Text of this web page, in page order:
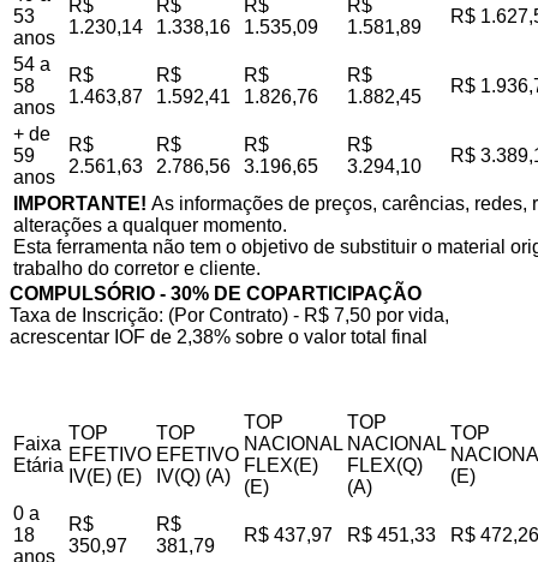
53
anos
R$
1.230,14
R$
1.338,16
R$
1.535,09
R$
1.581,89
R$
54 a
58
anos
R$
1.463,87
R$
1.592,41
R$
1.826,76
R$
1.882,45
R$
+ de
59
anos
R$
2.561,63
R$
2.786,56
R$
3.196,65
R$
3.294,10
R$
IMPORTANTE! As informações de preços, carências,
alterações a qualquer momento.
Esta ferramenta não tem o objetivo de substituir o material
trabalho do corretor e cliente.
COMPULSÓRIO - 30% DE COPARTICIPAÇÃO
Taxa de Inscrição: (Por Contrato) - R$ 7,50 por vida,
acrescentar IOF de 2,38% sobre o valor total final
Faixa
Etária
TOP
EFETIVO
IV(E) (E)
TOP
EFETIVO
IV(Q) (A)
TOP
NACIONAL
FLEX(E)
(E)
TOP
NACIONAL
FLEX(Q)
(A)
TOP
(E)
0 a
18
anos
R$
350,97
R$
381,79
R$ 437,97 R$ 451,33 R$ 472,26